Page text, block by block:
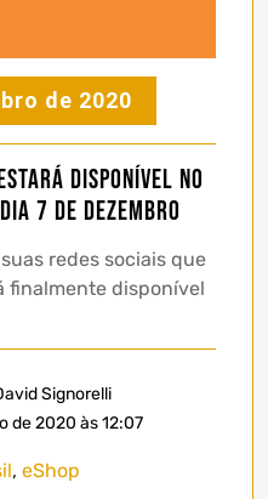
de 2020
disponível no
7 de Dezembro
redes sociais que
finalmente disponível
Signorelli
de 2020 às 12:07
, eShop